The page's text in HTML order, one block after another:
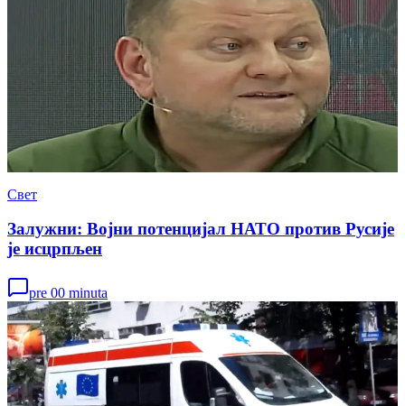
Свет
Залужни: Војни потенцијал НАТО против Русије
је исцрпљен
pre 00 minuta